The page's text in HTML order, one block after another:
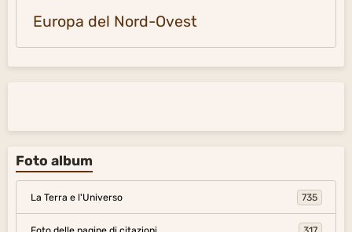
Europa del Nord-Ovest